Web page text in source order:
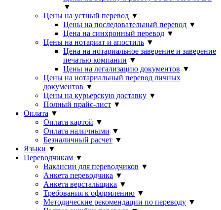
▼
Цены на устный перевод ▼
Цены на последовательный перевод ▼
Цена на синхронный перевод ▼
Цены на нотариат и апостиль ▼
Цена на нотариальное заверение и заверение
печатью компании ▼
Цены на легализацию документов ▼
Цены на нотариальный перевод личных
документов ▼
Цены на курьерскую доставку ▼
Полный прайс-лист ▼
Оплата ▼
Оплата картой ▼
Оплата наличными ▼
Безналичный расчет ▼
Языки ▼
Переводчикам ▼
Вакансии для переводчиков ▼
Анкета переводчика ▼
Анкета верстальщика ▼
Требования к оформлению ▼
Методические рекомендации по переводу ▼